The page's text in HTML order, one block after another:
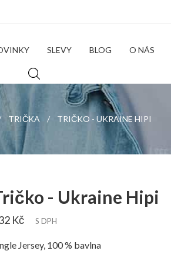
SLEVY BLOG O NÁS
TRIČKA TRIČKO - UKRAINE HIPI
- Ukraine Hipi
Kč S DPH
Jersey, 100 % bavlna